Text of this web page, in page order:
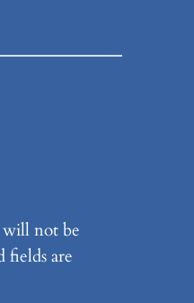
will not be
fields are